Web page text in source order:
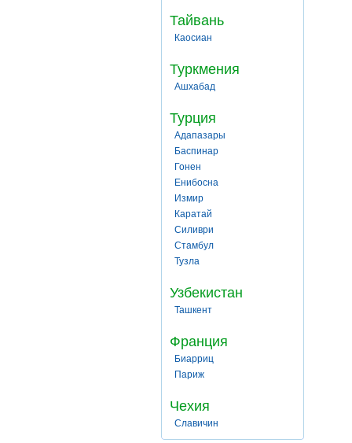
Тайвань
Каосиан
Туркмения
Ашхабад
Турция
Адапазары
Баспинар
Гонен
Енибосна
Измир
Каратай
Силиври
Стамбул
Тузла
Узбекистан
Ташкент
Франция
Биарриц
Париж
Чехия
Славичин